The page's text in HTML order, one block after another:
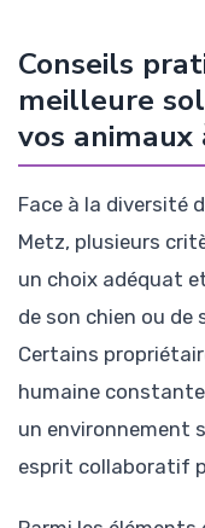
Conseils
meilleure
vos animaux
Face à la diversité
Metz, plusieurs
un choix adéquat
de son chien ou
Certains
humaine
un environnement
esprit collaboratif